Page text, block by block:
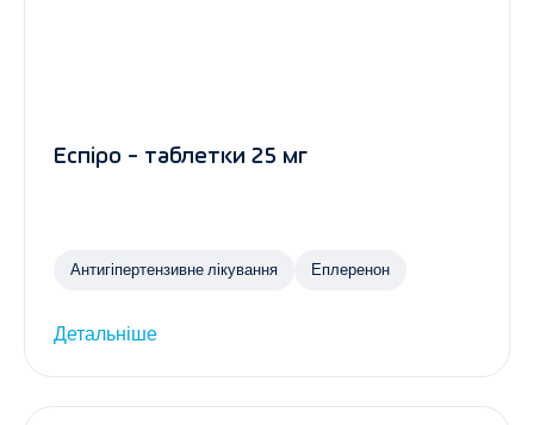
Еспіро - таблетки 25 мг
Антигіпертензивне лікування Еплеренон
Детальніше